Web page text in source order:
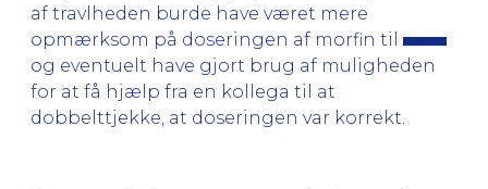
af travlheden burde have været mere
opmærksom på doseringen af morfin til
og eventuelt have gjort brug af muligheden
for at få hjælp fra en kollega til at
dobbelttjekke, at doseringen var korrekt.